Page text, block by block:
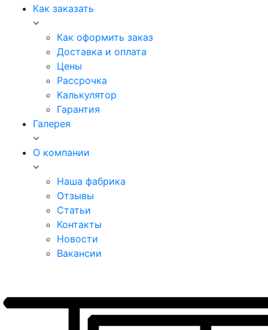
Как заказать
Как оформить заказ
Доставка и оплата
Цены
Рассрочка
Калькулятор
Гарантия
Галерея
О компании
Наша фабрика
Отзывы
Статьи
Контакты
Новости
Вакансии